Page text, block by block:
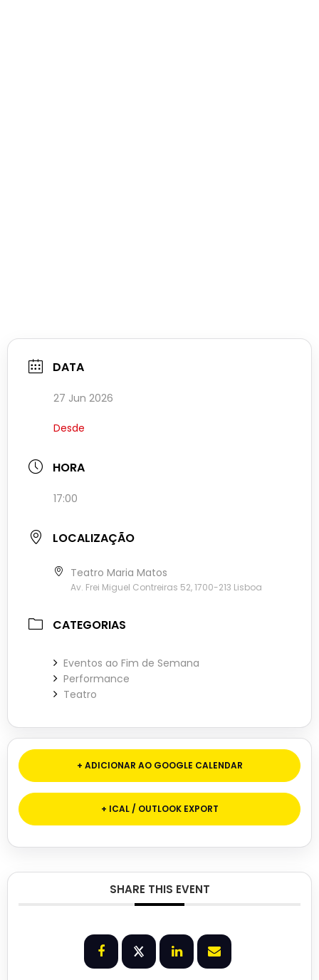
DATA
27 Jun 2026
Desde
HORA
17:00
LOCALIZAÇÃO
Teatro Maria Matos
Av. Frei Miguel Contreiras 52, 1700-213 Lisboa
CATEGORIAS
Eventos ao Fim de Semana
Performance
Teatro
+ ADICIONAR AO GOOGLE CALENDAR
+ ICAL / OUTLOOK EXPORT
SHARE THIS EVENT